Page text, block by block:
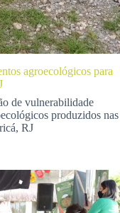
agroecológicos para
de vulnerabilidade
produzidos nas
RJ